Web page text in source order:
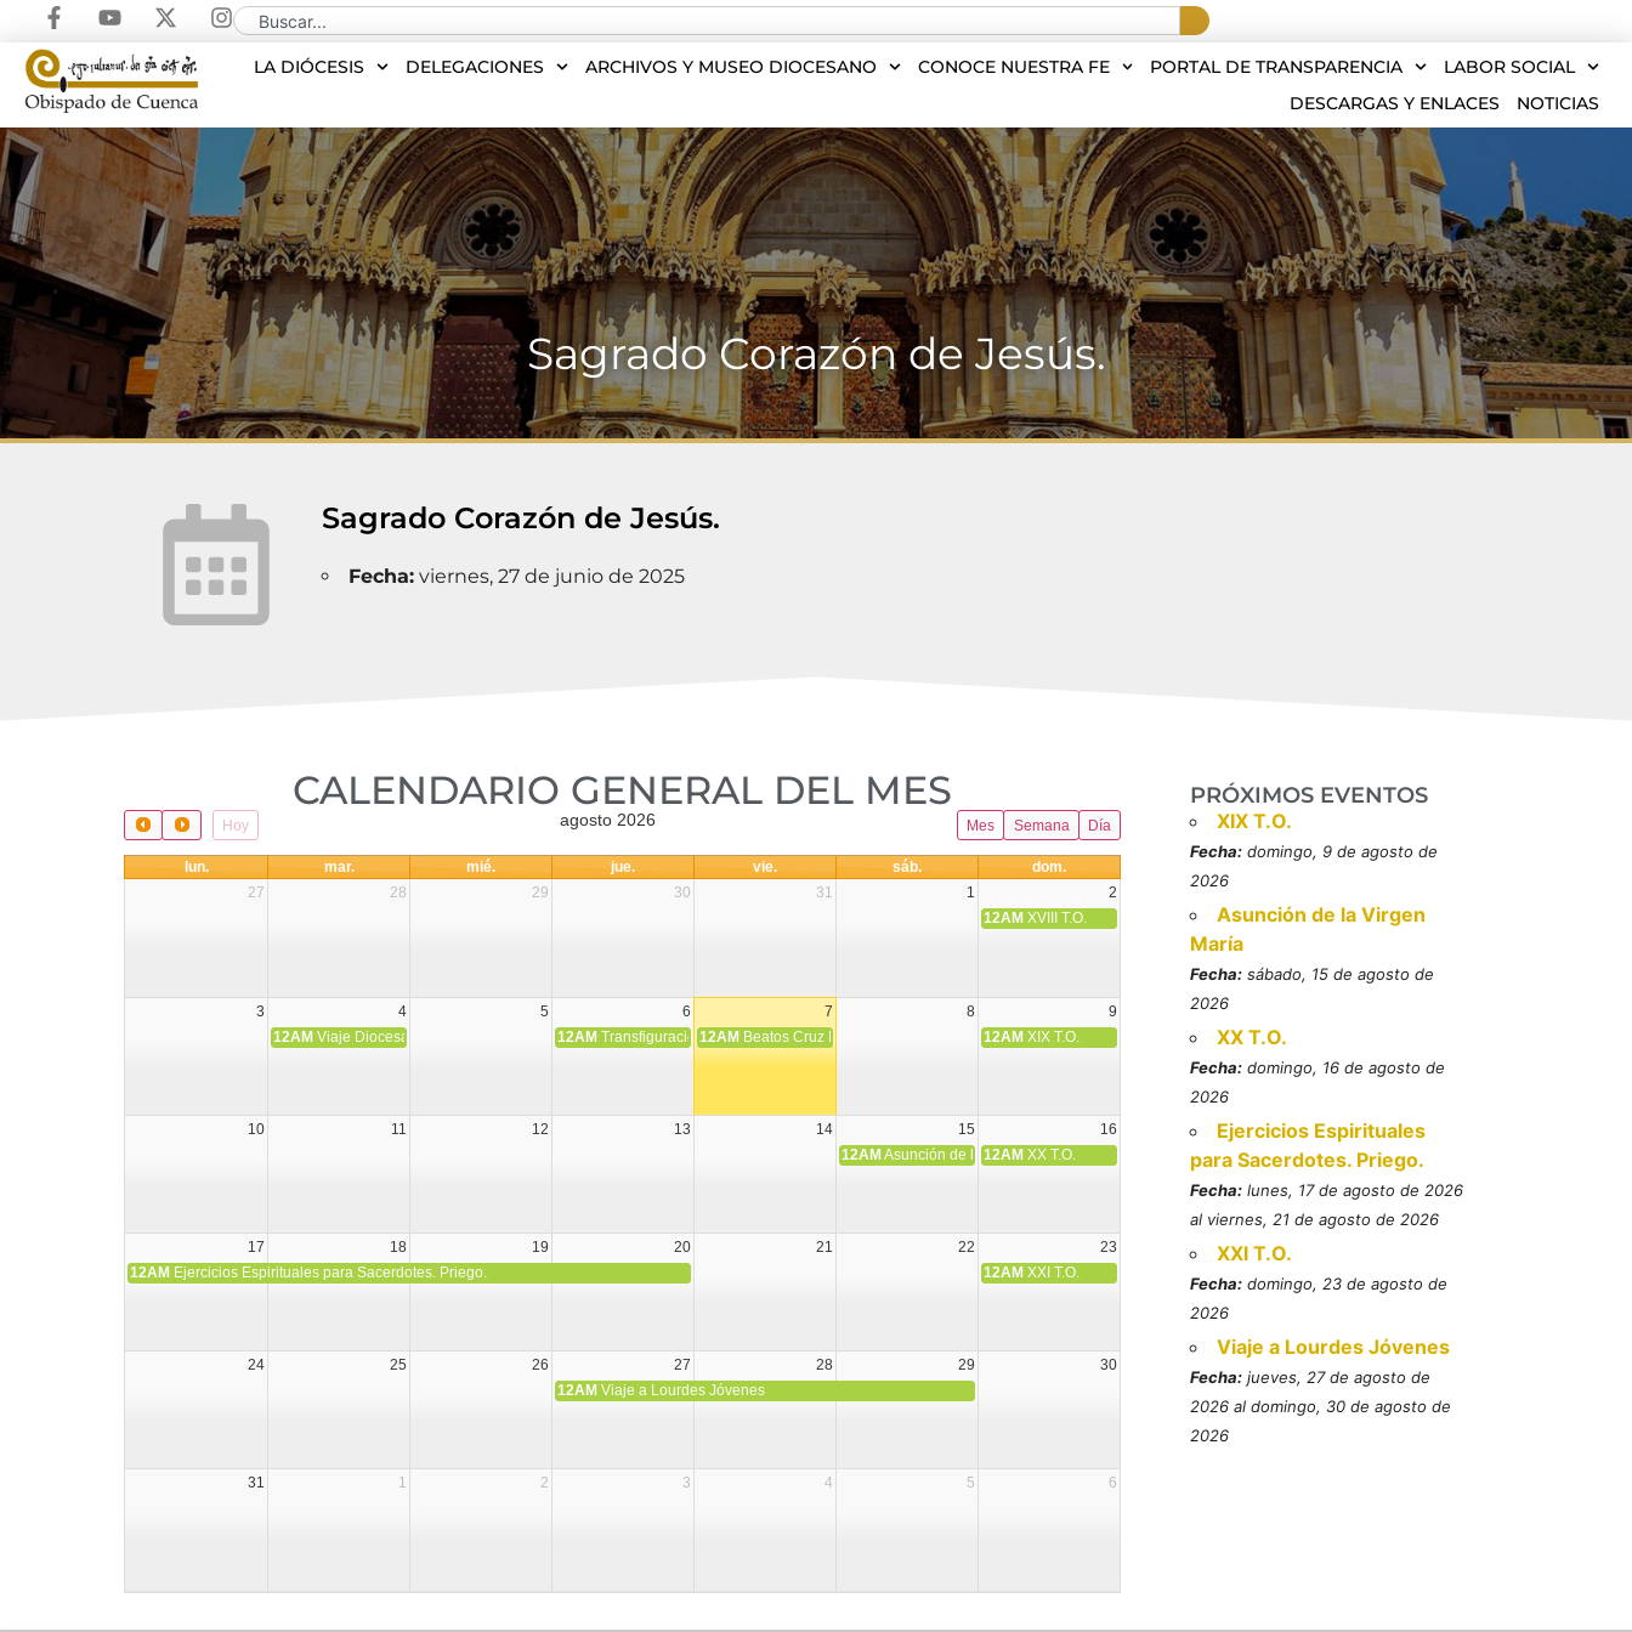
LA DIÓCESIS DELEGACIONES ARCHIVOS Y MUSEO DIOCESANO CONOCE NUESTRA FE PORTAL DE TRANSPARENCIA
LABOR SOCIAL
DESCARGAS Y ENLACES
NOTICIAS
Sagrado Corazón de Jesús.
Sagrado Corazón de Jesús.
Fecha:viernes, 27 de junio de 2025
CALENDARIO GENERAL DEL MES​
Hoy Mes Semana Día
agosto 2026
lun. mar. mié. jue. vie. sáb.
dom.
27
28 29 30 31 1
2
12AM XVIII T.O.
3 4 5 6 7 8
9
12AM Viaje Diocesano a Japón. 12AM Transfiguración del Señor
12AM Beatos Cruz Laplana, obispo, y Fernando Español, presbítero, mártires (MO)
12AM XIX T.O.
10 11 12 13 14 15
16
12AM Asunción de la Virgen María
12AM XX T.O.
17 18 19 20 21 22
23
12AM Ejercicios Espirituales para Sacerdotes. Priego. 12AM XXI T.O.
24 25 26 27 28 29
30
12AM Viaje a Lourdes Jóvenes
31 1 2 3 4 5 6
PRÓXIMOS EVENTOS
XIX T.O.
Fecha: domingo, 9 de agosto de
2026
Asunción de la Virgen
María
Fecha: sábado, 15 de agosto de
2026
XX T.O.
Fecha: domingo, 16 de agosto de
2026
Ejercicios Espirituales
para Sacerdotes. Priego.
Fecha: lunes, 17 de agosto de 2026
al viernes, 21 de agosto de 2026
XXI T.O.
Fecha: domingo, 23 de agosto de
2026
Viaje a Lourdes Jóvenes
Fecha: jueves, 27 de agosto de
2026 al domingo, 30 de agosto de
2026